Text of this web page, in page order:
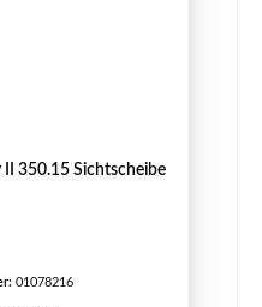
II 350.15 Sichtscheibe
01078216